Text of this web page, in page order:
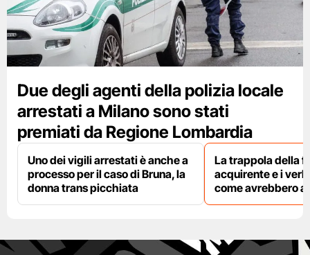
Due degli agenti della polizia locale
arrestati a Milano sono stati
premiati da Regione Lombardia
Uno dei vigili arrestati è anche a
processo per il caso di Bruna, la
donna trans picchiata
La trappola della
acquirente e i
come avrebbero